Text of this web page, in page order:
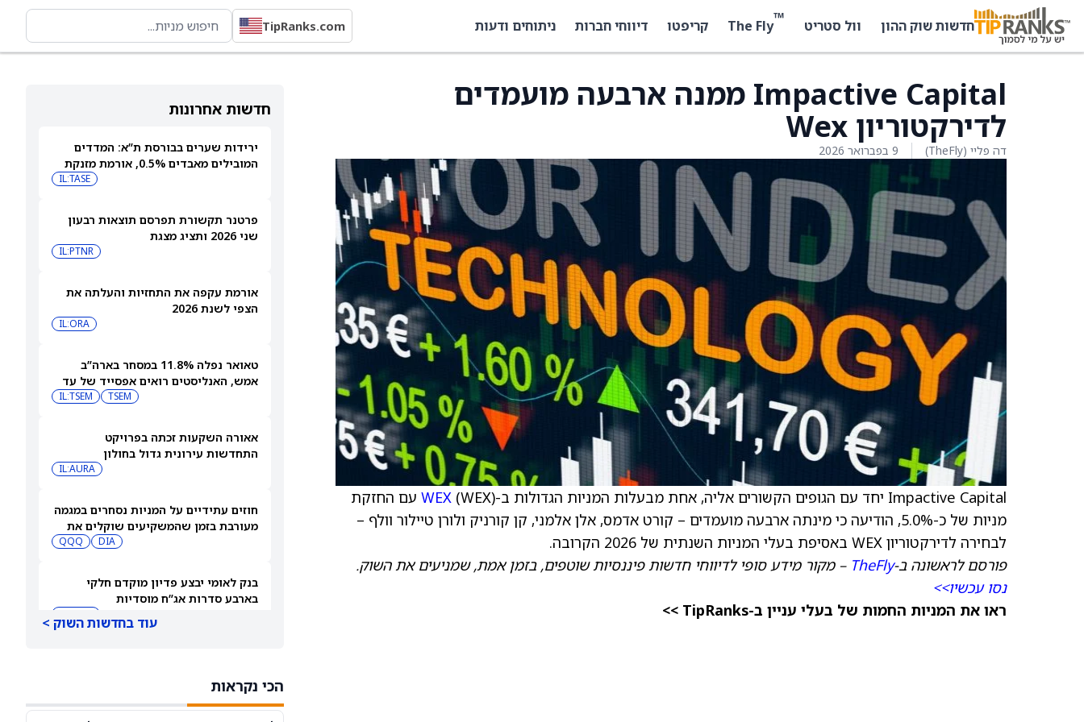
חדשות שוק ההון וול סטריט ™
The Fly קריפטו דיווחי חברות ניתוחים ודעות TipRanks.com
חדשות אחרונות
ירידות שערים בבורסת ת”א: המדדים
המובילים מאבדים 0.5%, אורמת מזנקת
IL:TASE
פרטנר תקשורת תפרסם תוצאות רבעון
שני 2026 ותציג מצגת
IL:PTNR
אורמת עקפה את התחזיות והעלתה את
הצפי לשנת 2026
IL:ORA
טאואר נפלה 11.8% במסחר בארה”ב
אמש, האנליסטים רואים אפסייד של עד
TSEM
IL:TSEM
אאורה השקעות זכתה בפרויקט
התחדשות עירונית גדול בחולון
IL:AURA
חוזים עתידיים על המניות נסחרים במגמה
מעורבת בזמן שהמשקיעים שוקלים את
שיא הסגירה של הדאו ואת השיחות בין
DIA
QQQ
בנק לאומי יבצע פדיון מוקדם חלקי
בארבע סדרות אג”ח מוסדיות
לקנייה עכשיו
עוד בחדשות השוק >
הכי נקראות
Impactive Capital ממנה ארבעה מועמדים
לדירקטוריון Wex
דה פליי (TheFly) 9 בפברואר 2026
Impactive Capital יחד עם הגופים הקשורים אליה, אחת מבעלות המניות הגדולות ב- WEX (WEX) עם החזקת
מניות של כ-5.0%, הודיעה כי מינתה ארבעה מועמדים – קורט אדמס, אלן אלמני, קן קורניק ולורן טיילור וולף –
לבחירה לדירקטוריון WEX באסיפת בעלי המניות השנתית של 2026 הקרובה.
פורסם לראשונה ב-TheFly – מקור מידע סופי לדיווחי חדשות פיננסיות שוטפים, בזמן אמת, שמניעים את השוק.
נסו עכשיו>>
ראו את המניות החמות של בעלי עניין ב-TipRanks >>